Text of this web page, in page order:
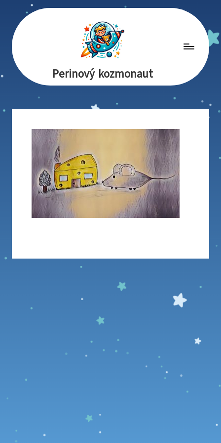
Perinový kozmonaut